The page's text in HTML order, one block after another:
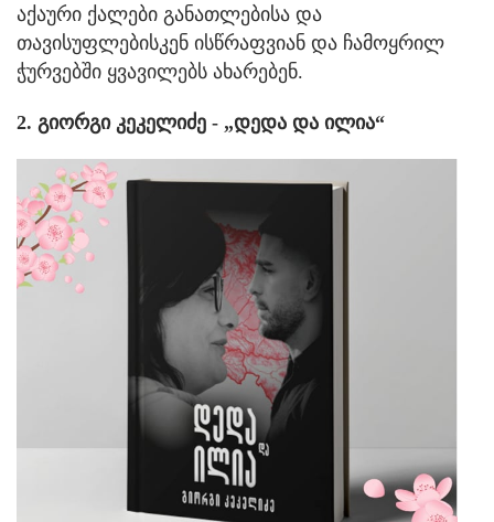
აქაური ქალები განათლებისა და
თავისუფლებისკენ ისწრაფვიან და ჩამოყრილ
ჭურვებში ყვავილებს ახარებენ.
2. გიორგი კეკელიძე - „დედა და ილია“